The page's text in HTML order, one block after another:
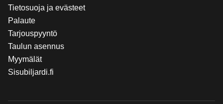
Tietosuoja ja evästeet
Palaute
Tarjouspyyntö
Taulun asennus
Myymälät
Sisubiljardi.fi